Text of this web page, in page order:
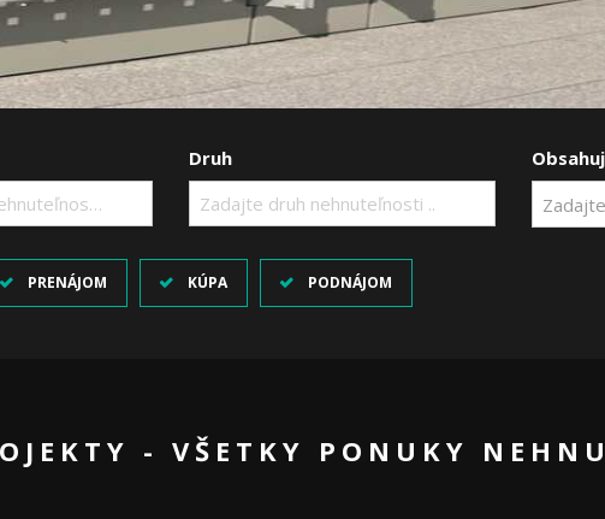
..
Druh
Zadajte druh nehnuteľnosti ..
PRENÁJOM KÚPA PODNÁJOM
- VŠETKY PONUKY